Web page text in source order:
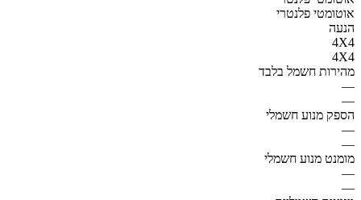
אוטומטי פלנטרי
הנעה
4X4
4X4
מהירות חשמל בלבד
—
—
הספק מנוע חשמלי
—
—
מומנט מנוע חשמלי
—
—